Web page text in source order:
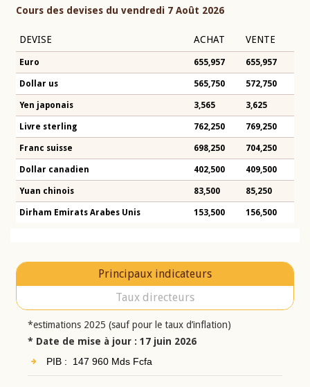
Cours des devises du vendredi 7 Août 2026
DEVISE ACHAT VENTE
Euro 655,957 655,957
Dollar us 565,750 572,750
Yen japonais 3,565 3,625
Livre sterling 762,250 769,250
Franc suisse 698,250 704,250
Dollar canadien 402,500 409,500
Yuan chinois 83,500 85,250
Dirham Emirats Arabes Unis 153,500 156,500
Principaux indicateurs
Taux directeurs
*estimations 2025 (sauf pour le taux d’inflation)
* Date de mise à jour : 17 juin 2026
PIB : 147 960 Mds Fcfa